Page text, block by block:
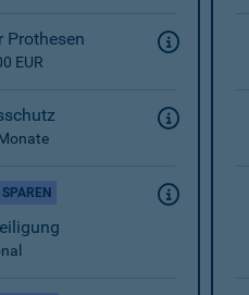
Prothesen
EUR